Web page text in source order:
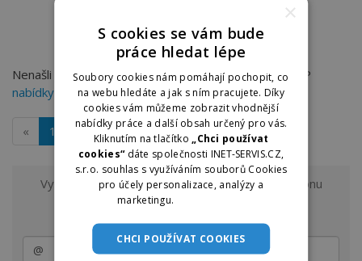
Nenašli jste práci, kterou hledáte? Můžete zkusit TOP
nabídky práce v Libercina dobraprace.cz
« 1 »
Vyzkoušejte odběr nových nabídek práce z regionu
Liberec a okolí
×
S cookies se vám bude
práce hledat lépe
Soubory cookies nám pomáhají pochopit, co
na webu hledáte a jak s ním pracujete. Díky
cookies vám můžeme zobrazit vhodnější
nabídky práce a další obsah určený pro vás.
Kliknutím na tlačítko„Chci používat
cookies“ dáte společnosti INET-SERVIS.CZ,
s.r.o. souhlas s využíváním souborů Cookies
pro účely personalizace, analýzy a
marketingu.
CHCI POUŽÍVAT COOKIES